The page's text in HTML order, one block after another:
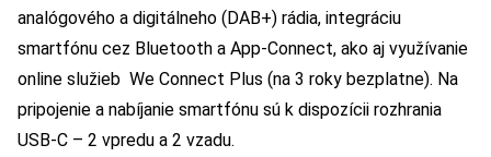
analógového a digitálneho (DAB+) rádia, integráciu
smartfónu cez Bluetooth a App-Connect, ako aj využívanie
online služieb We Connect Plus (na 3 roky bezplatne). Na
pripojenie a nabíjanie smartfónu sú k dispozícii rozhrania
USB-C – 2 vpredu a 2 vzadu.